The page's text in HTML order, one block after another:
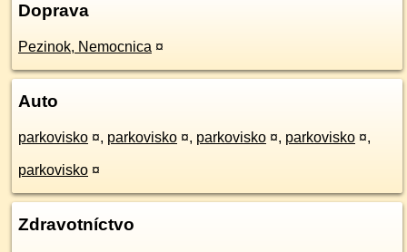
Doprava
Pezinok, Nemocnica ¤
Auto
parkovisko ¤, parkovisko ¤, parkovisko ¤, parkovisko ¤,
parkovisko ¤
Zdravotníctvo